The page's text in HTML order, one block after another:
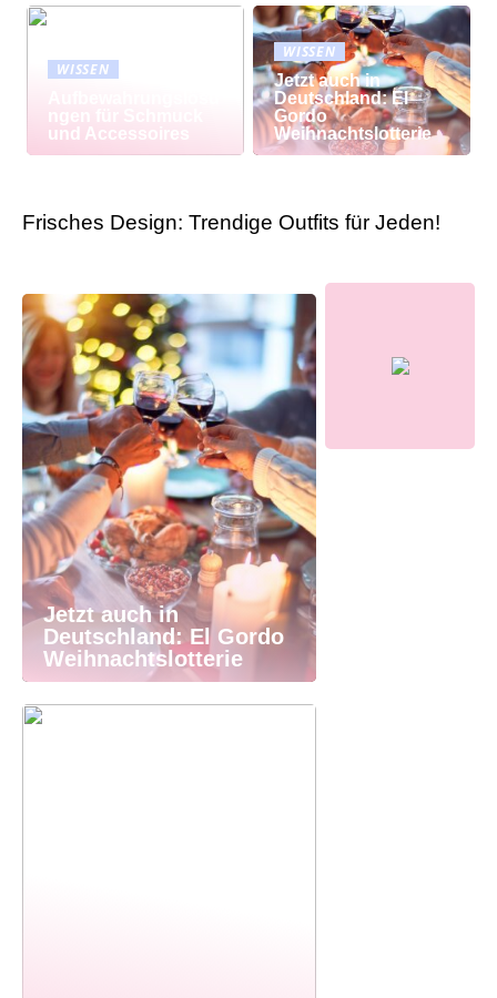
WISSEN
ngen für Schmuck
und Accessoires
WISSEN
Jetzt auch in
Deutschland: El
Gordo
Weihnachtslotterie
Frisches Design: Trendige Outfits für Jeden!
Jetzt auch in
Deutschland: El Gordo
Weihnachtslotterie